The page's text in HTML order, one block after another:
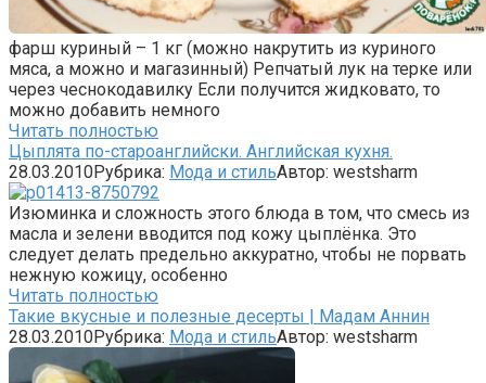
фарш куриный – 1 кг (можно накрутить из куриного
мяса, а можно и магазинный) Репчатый лук на терке или
через чеснокодавилку Если получится жидковато, то
можно добавить немного
Читать полностью
Цыплята по-староанглийски. Английская кухня.
28.03.2010Рубрика: Мода и стильАвтор: westsharm
Изюминка и сложность этого блюда в том, что смесь из
масла и зелени вводится под кожу цыплёнка. Это
следует делать предельно аккуратно, чтобы не порвать
нежную кожицу, особенно
Читать полностью
Такие вкусные и полезные десерты | Мадам Аннин
28.03.2010Рубрика: Мода и стильАвтор: westsharm